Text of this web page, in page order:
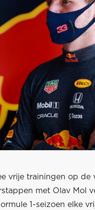
vrije trainingen op de
met Olav Mol
1-seizoen elke